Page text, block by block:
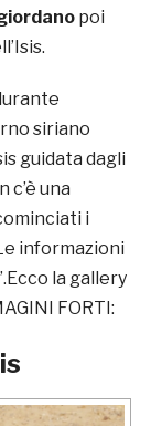
poi
siriano
guidata dagli
c’è una
i
informazioni
la gallery
FORTI: